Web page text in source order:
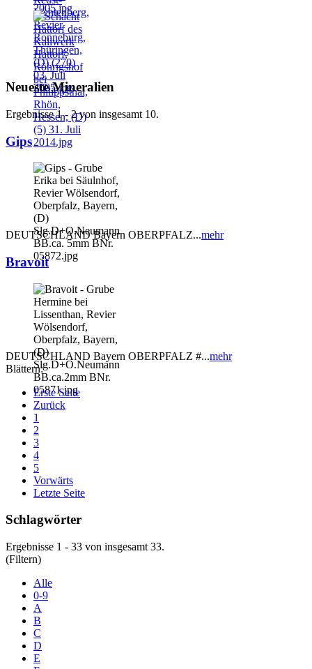
Neueste Mineralien
Ergebnisse 1 - 2 von insgesamt 10.
Gips
DEUTSCHLAND Bayern OBERPFALZ...mehr
Bravoit
DEUTSCHLAND Bayern OBERPFALZ #...mehr
Blättern:
Erste Seite
Zurück
1
2
3
4
5
Vorwärts
Letzte Seite
Schlagwörter
Ergebnisse 1 - 33 von insgesamt 33.
(Filtern)
Alle
0-9
A
B
C
D
E